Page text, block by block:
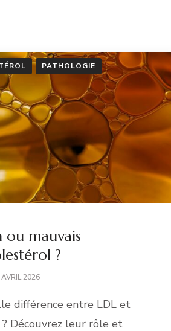
PATHOLOGIE
ou mauvais
?
2026
différence entre LDL et
? Découvrez leur rôle et